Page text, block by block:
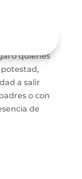
los
o quienes
a salir
o con
de